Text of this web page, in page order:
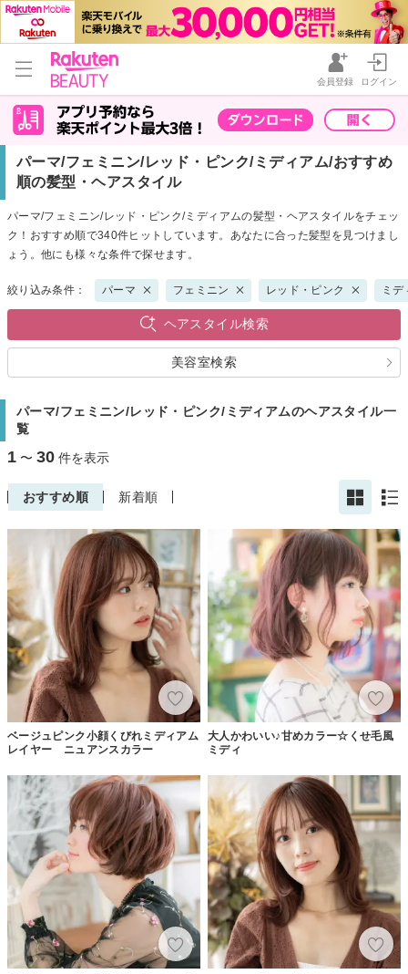
会員登録 ログイン
パーマ/フェミニン/レッド・ピンク/ミディアム/おすすめ
順の髪型・ヘアスタイル
パーマ/フェミニン/レッド・ピンク/ミディアムの髪型・ヘアスタイルをチェッ
ク！おすすめ順で340件ヒットしています。あなたに合った髪型を見つけまし
ょう。他にも様々な条件で探せます。
絞り込み条件： パーマ フェミニン レッド・ピンク ミデ
ヘアスタイル検索
美容室検索
パーマ/フェミニン/レッド・ピンク/ミディアムのヘアスタイル一
覧
1 〜 30 件を表示
おすすめ順 新着順
ベージュピンク小顔くびれミディアム
レイヤー ニュアンスカラー
大人かわいい♪甘めカラー☆くせ毛風
ミディ